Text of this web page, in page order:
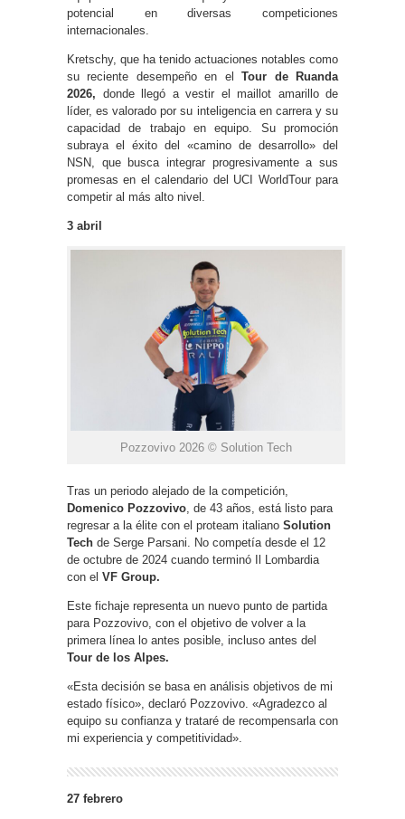
potencial en diversas competiciones
internacionales.
Kretschy, que ha tenido actuaciones notables como
su reciente desempeño en elTour de Ruanda
2026, donde llegó a vestir el maillot amarillo de
líder, es valorado por su inteligencia en carrera y su
capacidad de trabajo en equipo. Su promoción
subraya el éxito del «camino de desarrollo» del
NSN, que busca integrar progresivamente a sus
promesas en el calendario del UCI WorldTour para
competir al más alto nivel.
3 abril
Pozzovivo 2026 © Solution Tech
Tras un periodo alejado de la competición,
Domenico Pozzovivo , de 43 años, está listo para
regresar a la élite con el proteam italiano Solution
Tech de Serge Parsani. No competía desde el 12
de octubre de 2024 cuando terminó Il Lombardia
con el VF Group.
Este fichaje representa un nuevo punto de partida
para Pozzovivo, con el objetivo de volver a la
primera línea lo antes posible, incluso antes del
Tour de los Alpes.
«Esta decisión se basa en análisis objetivos de mi
estado físico», declaró Pozzovivo. «Agradezco al
equipo su confianza y trataré de recompensarla con
mi experiencia y competitividad».
27 febrero